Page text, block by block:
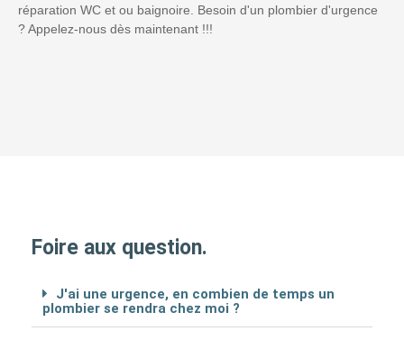
réparation WC et ou baignoire. Besoin d'un plombier d'urgence
? Appelez-nous dès maintenant !!!
Foire aux question.
J'ai une urgence, en combien de temps un
plombier se rendra chez moi ?